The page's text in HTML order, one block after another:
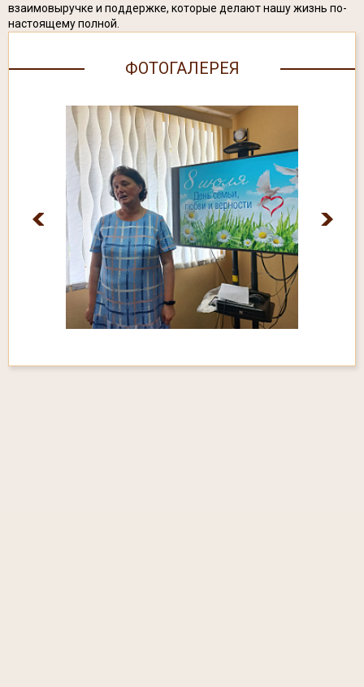
взаимовыручке и поддержке, которые делают нашу жизнь по-
настоящему полной.
ФОТОГАЛЕРЕЯ